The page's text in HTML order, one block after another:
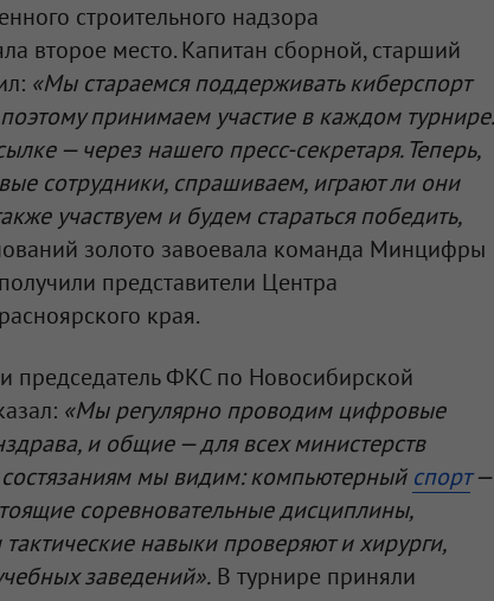
строительного надзора
второе место. Капитан сборной, старший
«Мы стараемся поддерживать киберспорт
принимаем участие в каждом турнире.
— через нашего пресс-секретаря. Теперь,
сотрудники, спрашиваем, играют ли они
участвуем и будем стараться победить,
золото завоевала команда Минцифры
представители Центра
края.
председатель ФКС по Новосибирской
«Мы регулярно проводим цифровые
и общие — для всех министерств
мы видим: компьютерный спорт—
соревновательные дисциплины,
навыки проверяют и хирурги,
заведений».В турнире приняли